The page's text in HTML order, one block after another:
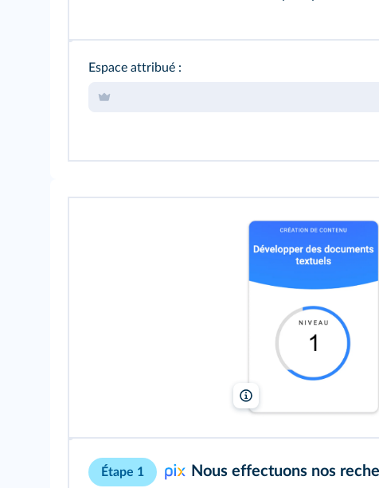
Espace attribué :
Étape 1 Nous effectuons nos